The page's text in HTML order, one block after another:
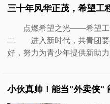
三十年风华正茂，希望工
点燃希望之光——希望工
二 进入新时代，共青团要
好，努力为青少年提供新助
小伙真帅！能当"外卖侠"